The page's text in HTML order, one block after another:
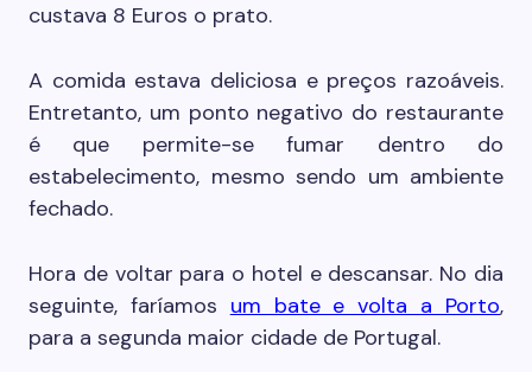
custava 8 Euros o prato.
A comida estava deliciosa e preços razoáveis.
Entretanto, um ponto negativo do restaurante
é que permite-se fumar dentro do
estabelecimento, mesmo sendo um ambiente
fechado.
Hora de voltar para o hotel e descansar. No dia
seguinte, faríamos um bate e volta a Porto,
para a segunda maior cidade de Portugal.